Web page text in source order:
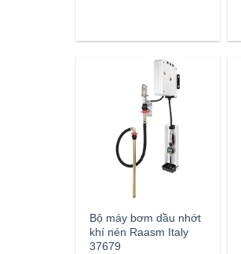
Bộ máy bơm dầu nhớt
khí nén Raasm Italy
37679